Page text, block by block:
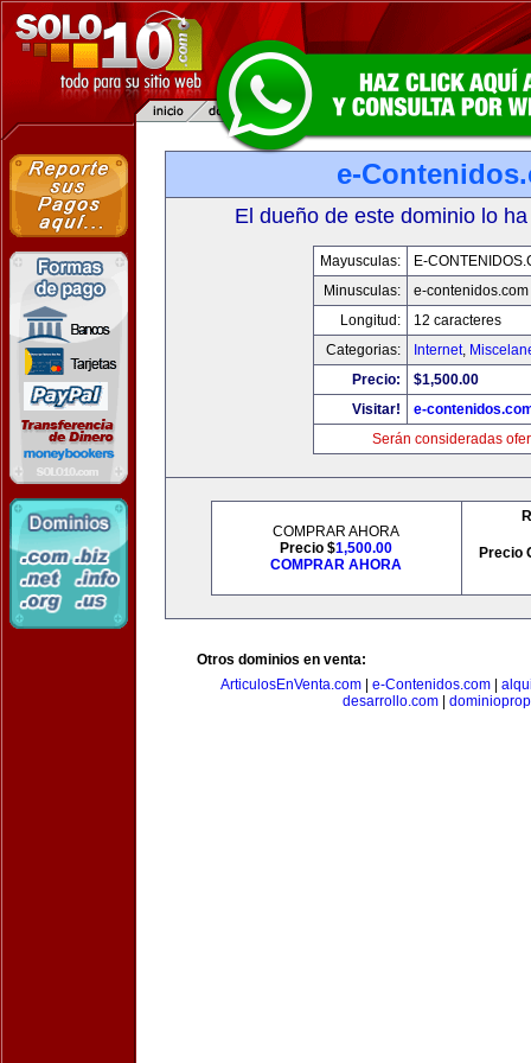
e-
El dueño de este dominio lo
Mayusculas:
E-
Minusculas:
e-contenidos.com
Longitud:
12 caracteres
Categorias:
Internet,
Precio:
$1,500.00
Visitar!
e-
Serán consideradas
COMPRAR AHORA
Precio $1,500.00
COMPRAR AHORA
Precio
Otros dominios en venta:
ArticulosEnVenta.com| e-Contenidos.com|
desarrollo.com|